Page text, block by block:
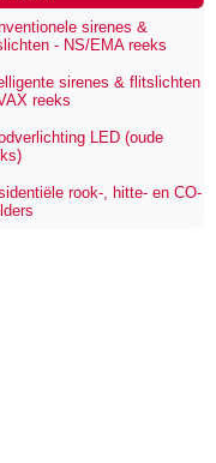
sirenes &
- NS/EMA reeks
sirenes & flitslichten
reeks
LED (oude
rook-, hitte- en CO-